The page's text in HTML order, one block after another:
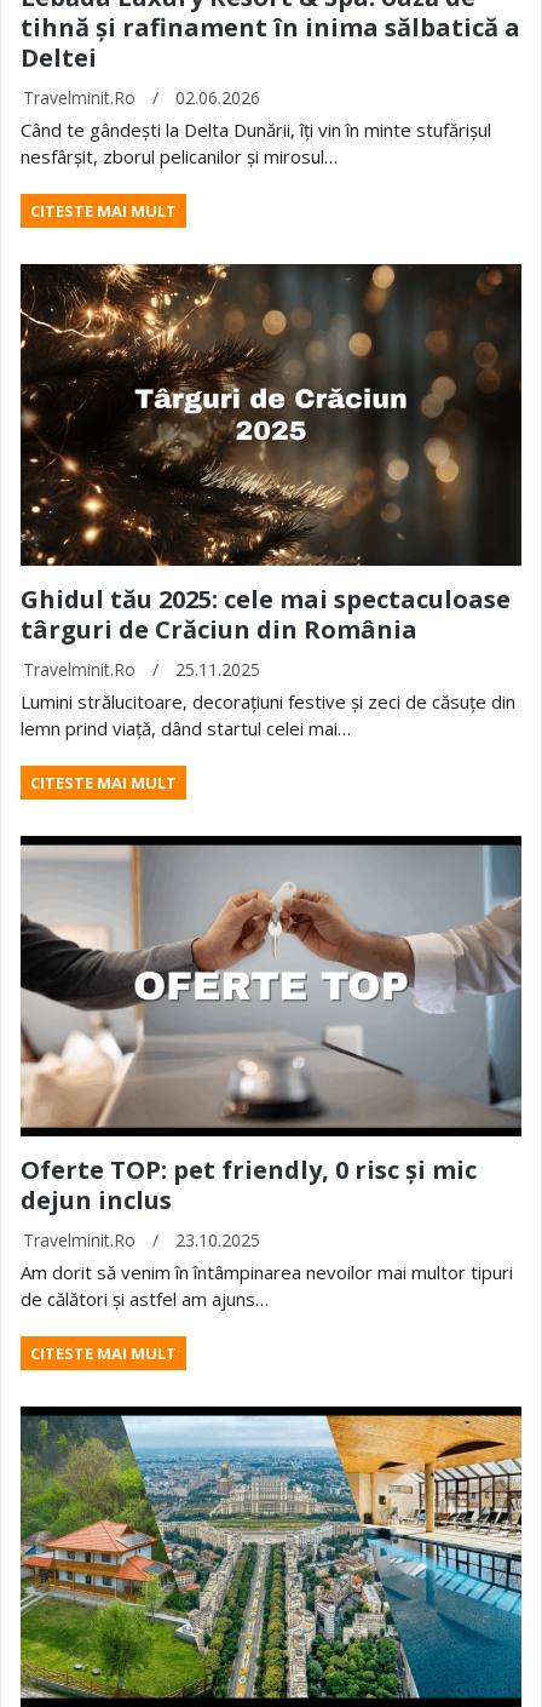
tihnă și rafinament în inima sălbatică a
Deltei
Travelminit.ro / 02.06.2026
Când te gândești la Delta Dunării, îți vin în minte stufărișul
nesfârșit, zborul pelicanilor și mirosul…
CITESTE MAI MULT
Ghidul tău 2025: cele mai spectaculoase
târguri de Crăciun din România
Travelminit.ro / 25.11.2025
Lumini strălucitoare, decorațiuni festive și zeci de căsuțe din
lemn prind viață, dând startul celei mai…
CITESTE MAI MULT
Oferte TOP: pet friendly, 0 risc și mic
dejun inclus
Travelminit.ro / 23.10.2025
Am dorit să venim în întâmpinarea nevoilor mai multor tipuri
de călători și astfel am ajuns…
CITESTE MAI MULT